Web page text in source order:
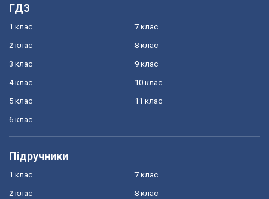
ГДЗ
1 клас
2 клас
3 клас
4 клас
5 клас
6 клас
7 клас
8 клас
9 клас
10 клас
11 клас
Підручники
1 клас
2 клас
7 клас
8 клас